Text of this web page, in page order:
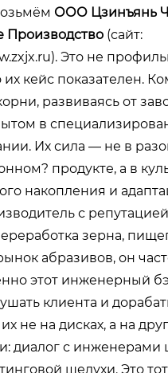
ООО Цзинъянь
(сайт:
). Это не
их кейс показателен.
развиваясь от
в
Их сила — не в
продукте, а в
накопления и
с
зерна,
абразивов, он
этот инженерный
клиента и
не на дисках, а на
диалог с инженерами
шелухи. Это